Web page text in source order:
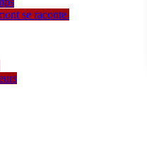
se raconte.